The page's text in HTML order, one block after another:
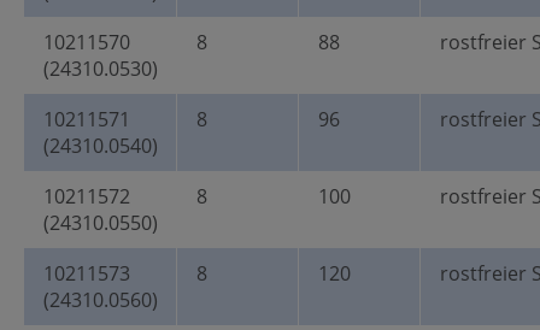
10211570
(24310.0530)
8 88 rostfreier
10211571
(24310.0540)
8 96 rostfreier
10211572
(24310.0550)
8 100 rostfreier
10211573
(24310.0560)
8 120 rostfreier